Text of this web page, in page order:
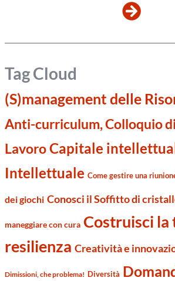
Tag Cloud
(S)management delle
Anti-curriculum, Colloquio
LavoroCapitale
Intellettuale Come gestire una
dei giochi Conosci il Soffitto di
maneggiare con cura Costruisci la
resilienza Creatività e
Dimissioni, che problema! Diversità